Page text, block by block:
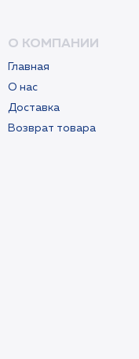
О КОМПАНИИ
Главная
О нас
Доставка
Возврат товара